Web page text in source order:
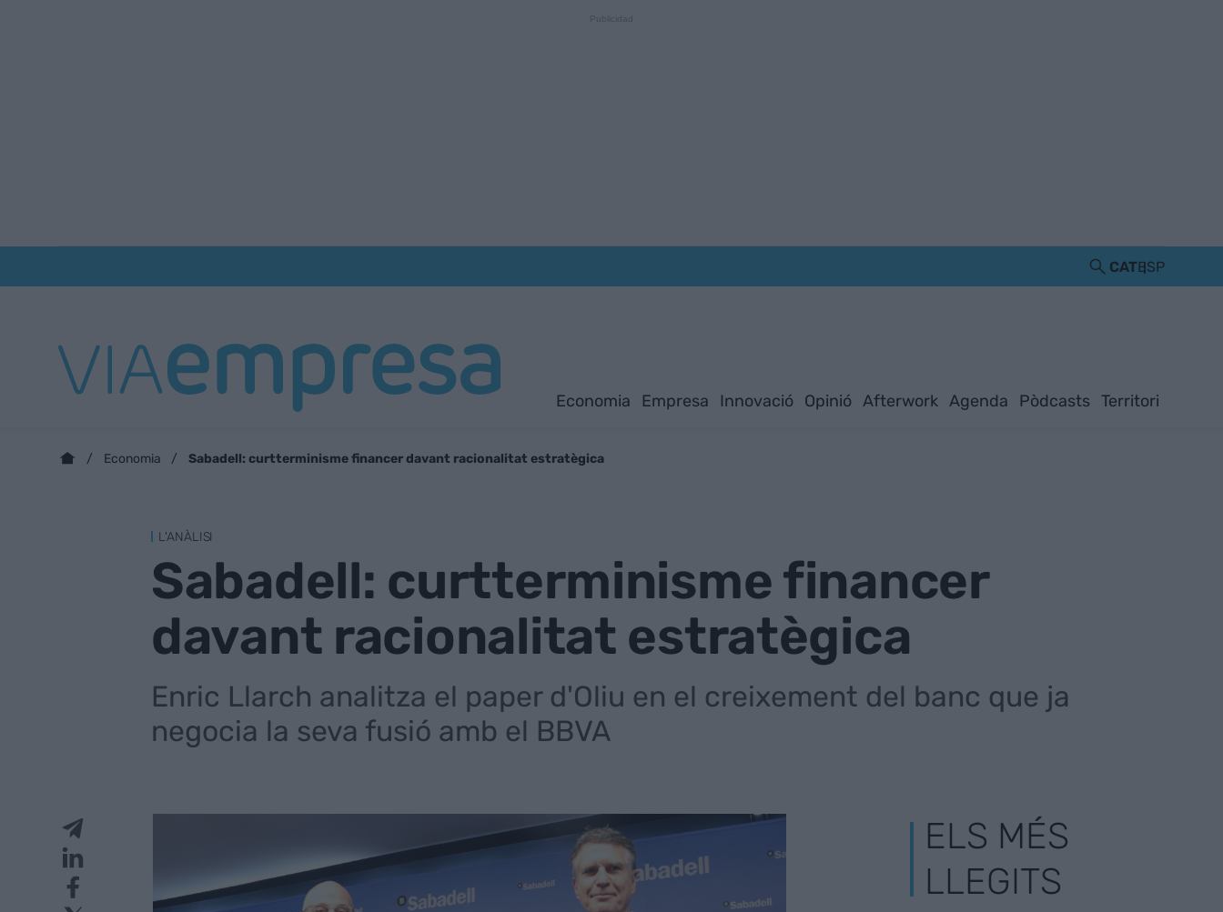
CATESP
Economia Empresa Innovació Opinió Afterwork Agenda Pòdcasts Territori
Economia Sabadell: curtterminisme financer davant racionalitat estratègica
L'ANÀLISI
Sabadell: curtterminisme financer
davant racionalitat estratègica
Enric Llarch analitza el paper d'Oliu en el creixement del banc que ja
negocia la seva fusió amb el BBVA
ELS MÉS
LLEGITS